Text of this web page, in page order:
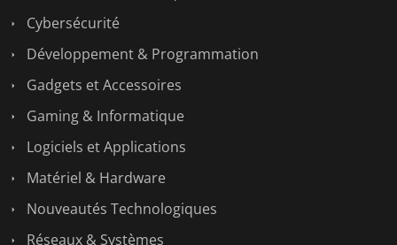
Cybersécurité
Développement & Programmation
Gadgets et Accessoires
Gaming & Informatique
Logiciels et Applications
Matériel & Hardware
Nouveautés Technologiques
Réseaux & Systèmes